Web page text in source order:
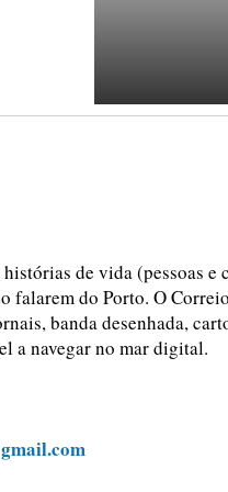
de vida (pessoas e
falarem do Porto. O
banda desenhada,
a navegar no mar digital.